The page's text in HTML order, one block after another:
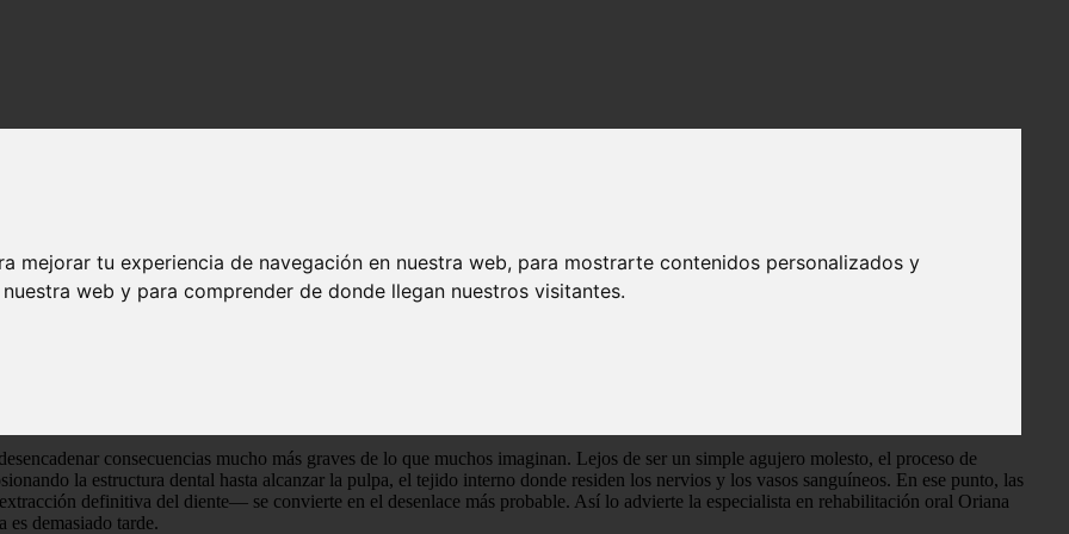
mejorar tu experiencia de navegación en nuestra web, para mostrarte contenidos personalizados y
web y para comprender de donde llegan nuestros visitantes.
que no debe ignorarse
consecuencias mucho más graves de lo que muchos imaginan. Lejos de ser un simple agujero molesto, el proceso de
la estructura dental hasta alcanzar la pulpa, el tejido interno donde residen los nervios y los vasos sanguíneos. En ese punto, las
definitiva del diente— se convierte en el desenlace más probable. Así lo advierte la especialista en rehabilitación oral Oriana
es demasiado tarde.